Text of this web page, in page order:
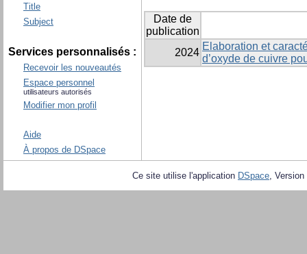
Title
Subject
Services personnalisés :
Recevoir les nouveautés
Espace personnel
utilisateurs autorisés
Modifier mon profil
Aide
À propos de DSpace
Date de
publication
2024
Elaboration et
d’oxyde de cuivre
Ce site utilise l'application DSpace,